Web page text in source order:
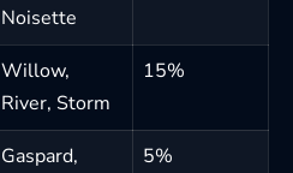
Noisette
Willow,
River, Storm
15%
Gaspard,
5%